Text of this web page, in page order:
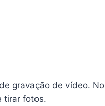
gravação de vídeo.
tirar fotos.